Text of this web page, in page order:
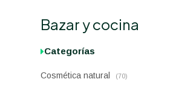
Bazar y cocina
Categorías
Cosmética natural (70)